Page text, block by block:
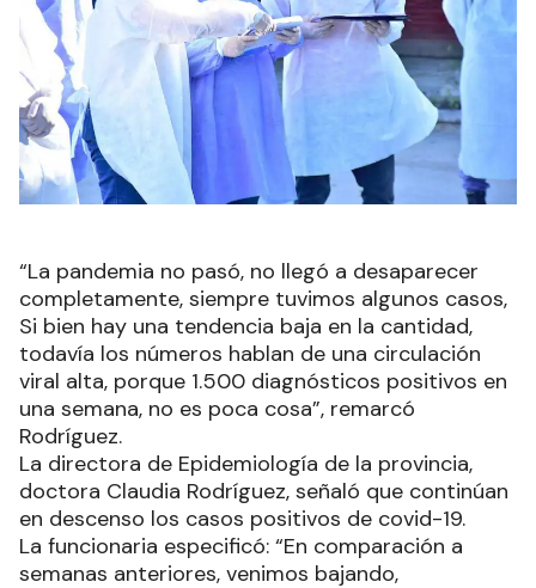
“La pandemia no pasó, no llegó a desaparecer
completamente, siempre tuvimos algunos casos,
Si bien hay una tendencia baja en la cantidad,
todavía los números hablan de una circulación
viral alta, porque 1.500 diagnósticos positivos en
una semana, no es poca cosa”, remarcó
Rodríguez.
La directora de Epidemiología de la provincia,
doctora Claudia Rodríguez, señaló que continúan
en descenso los casos positivos de covid-19.
La funcionaria especificó: “En comparación a
semanas anteriores, venimos bajando,